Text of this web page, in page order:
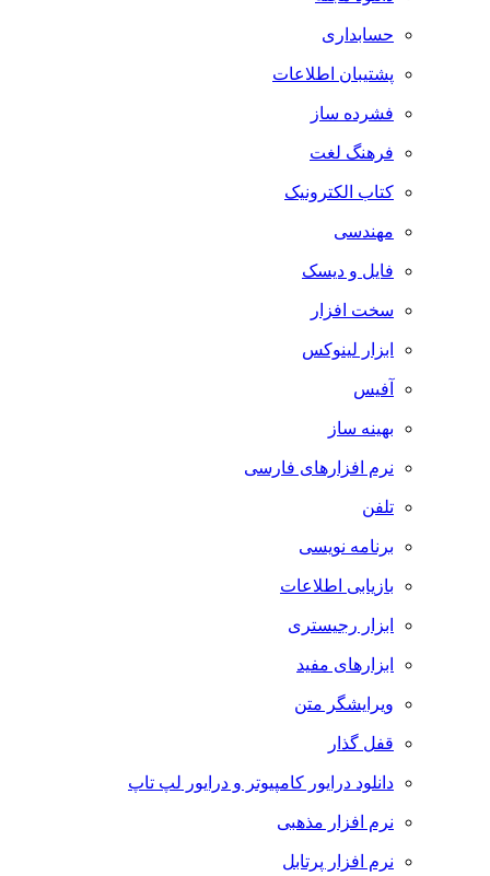
حسابداری
پشتیبان اطلاعات
فشرده ساز
فرهنگ لغت
کتاب الکترونیک
مهندسی
فایل و دیسک
سخت افزار
ابزار لینوکس
آفیس
بهینه ساز
نرم افزارهای فارسی
تلفن
برنامه نویسی
بازیابی اطلاعات
ابزار رجیستری
ابزارهای مفید
ویرایشگر متن
قفل گذار
دانلود درایور کامپیوتر و درایور لپ تاپ
نرم افزار مذهبی
نرم افزار پرتابل